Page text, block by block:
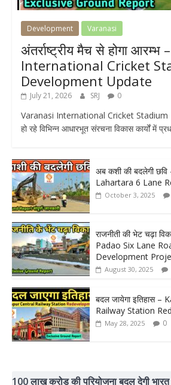
Development Varanasi
अंतर्राष्ट्रीय मैच से होगा
International Cricket
Development Update
July 21, 2026 SRJ 0
Varanasi International Cricket
हो रहे विभिन्न आधारभूत संरचना विकास कार्यों में
अब कशी की बदलेगी
Lahartara 6 Lane
October 3, 2025
राजनीती की भेट चढ़ा
Padao Six Lane
Development
August 30, 2025
बदल जायेगा इतिहास –
Railway Station
May 28, 2025 0
100 लाख करोड़ की परियोजना बदल देगी भारत